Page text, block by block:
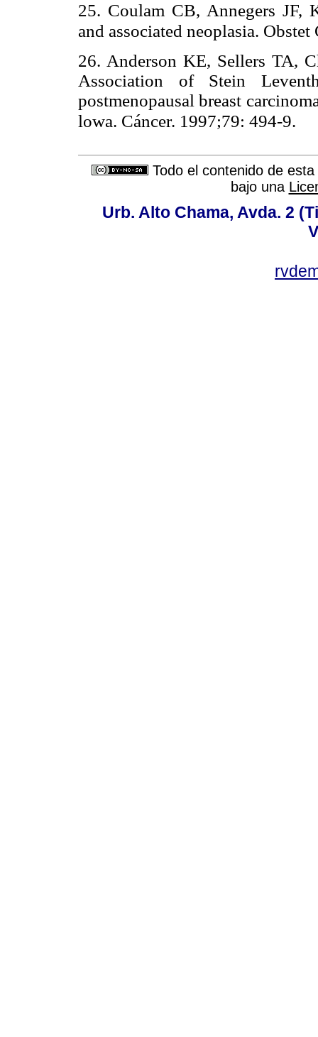
25. Coulam CB, Annegers JF,
and associated neoplasia.
26. Anderson KE, Sellers TA,
Association of Stein
postmenopausal breast
lowa. Cáncer. 1997;79: 494-9.
Todo el contenido de
bajo una
Urb. Alto Chama, Avda. 2